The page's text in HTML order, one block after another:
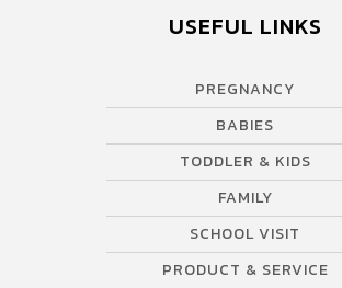
USEFUL LINKS
PREGNANCY
BABIES
TODDLER & KIDS
FAMILY
SCHOOL VISIT
PRODUCT & SERVICE